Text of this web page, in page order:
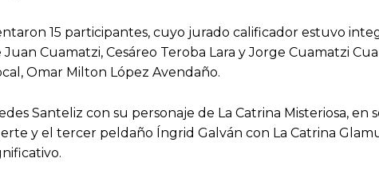
15 participantes, cuyo jurado calificador estuvo
Cuamatzi, Cesáreo Teroba Lara y Jorge Cuamatzi
Omar Milton López Avendaño.
Santeliz con su personaje de La Catrina Misteriosa, en
y el tercer peldaño Íngrid Galván con La Catrina